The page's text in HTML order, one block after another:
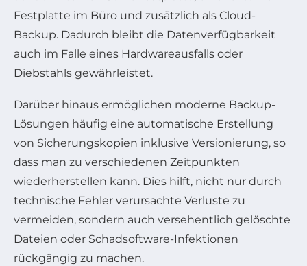
Festplatte im Büro und zusätzlich als Cloud-
Backup. Dadurch bleibt die Datenverfügbarkeit
auch im Falle eines Hardwareausfalls oder
Diebstahls gewährleistet.
Darüber hinaus ermöglichen moderne Backup-
Lösungen häufig eine automatische Erstellung
von Sicherungskopien inklusive Versionierung, so
dass man zu verschiedenen Zeitpunkten
wiederherstellen kann. Dies hilft, nicht nur durch
technische Fehler verursachte Verluste zu
vermeiden, sondern auch versehentlich gelöschte
Dateien oder Schadsoftware-Infektionen
rückgängig zu machen.